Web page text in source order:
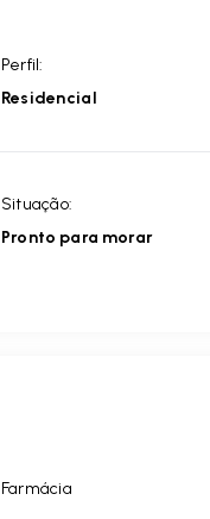
Perfil:
Residencial
Situação:
Pronto para morar
Farmácia